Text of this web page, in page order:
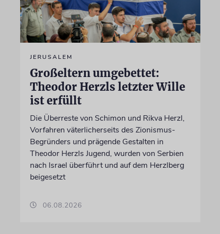
JERUSALEM
Großeltern umgebettet:
Theodor Herzls letzter Wille
ist erfüllt
Die Überreste von Schimon und Rikva Herzl,
Vorfahren väterlicherseits des Zionismus-
Begründers und prägende Gestalten in
Theodor Herzls Jugend, wurden von Serbien
nach Israel überführt und auf dem Herzlberg
beigesetzt
06.08.2026